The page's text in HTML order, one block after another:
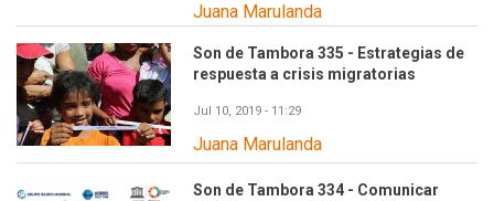
Juana Marulanda
Son de Tambora 335 - Estrategias de
respuesta a crisis migratorias
Jul 10, 2019 - 11:29
Juana Marulanda
Son de Tambora 334 - Comunicar